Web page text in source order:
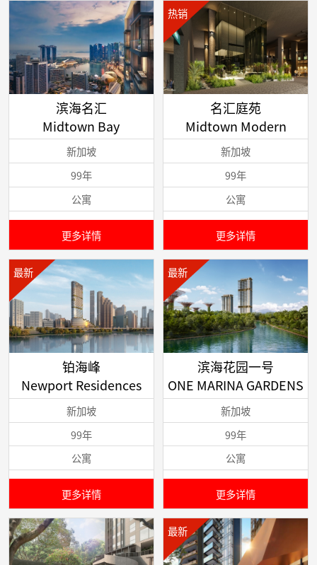
滨海名汇
Midtown Bay
新加坡
99年
公寓
更多详情
热销
名汇庭苑
Midtown Modern
新加坡
99年
公寓
更多详情
最新
铂海峰
Newport Residences
新加坡
99年
公寓
更多详情
最新
滨海花园一号
ONE MARINA GARDENS
新加坡
99年
公寓
更多详情
最新